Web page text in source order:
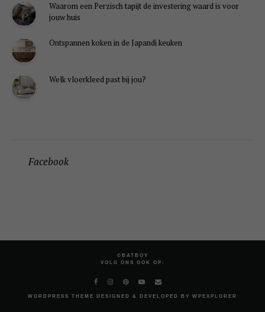
Waarom een Perzisch tapijt de investering waard is voor
jouw huis
Ontspannen koken in de Japandi keuken
Welk vloerkleed past bij jou?
Facebook
©BATBOY
VOLG ONS OOK OP:
WORDPRESS THEME DESIGNED & DEVELOPED BY WPEXPLORER